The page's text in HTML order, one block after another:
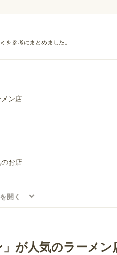
を参考にまとめました。
ン店
お店
開く
が人気のラーメン